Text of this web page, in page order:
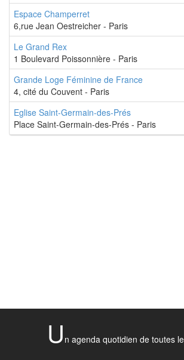
Espace Champerret
6,rue Jean Oestreicher - Paris
Le Grand Rex
1 Boulevard Poissonnière - Paris
Grande Loge Féminine de France
4, cité du Couvent - Paris
Eglise Saint-Germain-des-Prés
Place Saint-Germain-des-Prés - Paris
U n agenda quotidien de toutes